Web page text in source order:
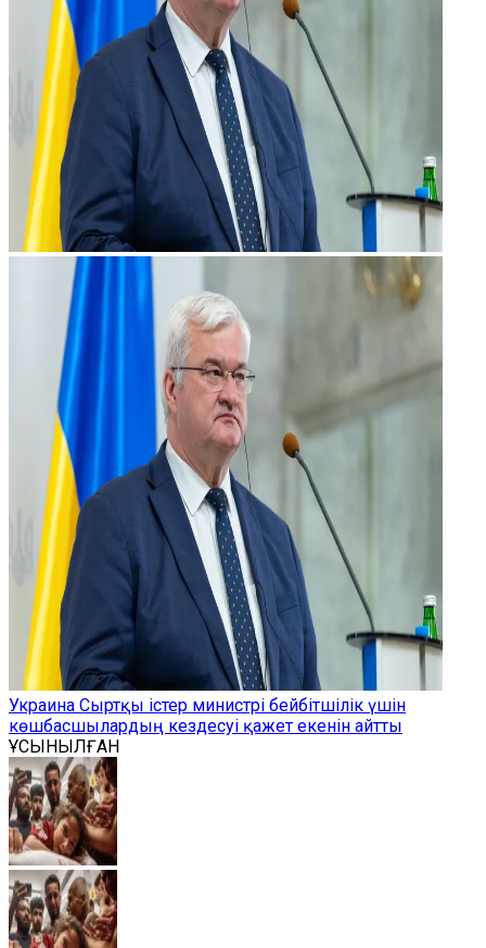
Украина Сыртқы істер министрі бейбітшілік үшін
көшбасшылардың кездесуі қажет екенін айтты
ҰСЫНЫЛҒАН